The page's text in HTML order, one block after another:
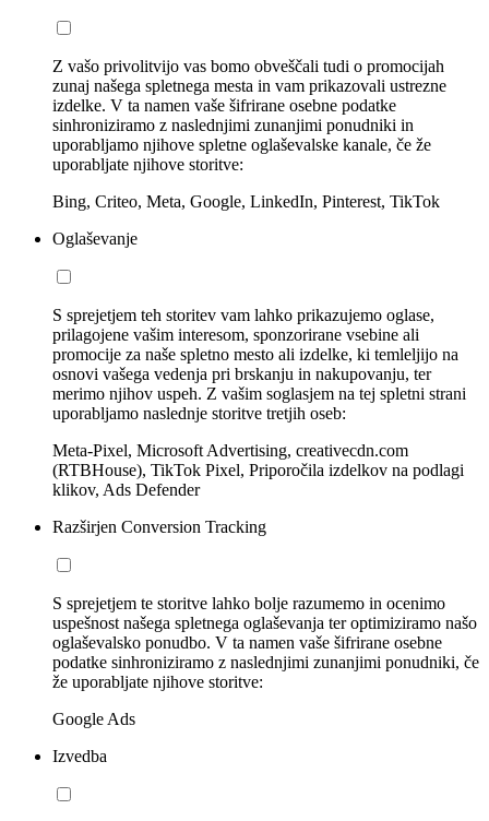
Z vašo privolitvijo vas bomo obveščali tudi o promocijah
zunaj našega spletnega mesta in vam prikazovali ustrezne
izdelke. V ta namen vaše šifrirane osebne podatke
sinhroniziramo z naslednjimi zunanjimi ponudniki in
uporabljamo njihove spletne oglaševalske kanale, če že
uporabljate njihove storitve:
Bing, Criteo, Meta, Google, LinkedIn, Pinterest, TikTok
Oglaševanje
S sprejetjem teh storitev vam lahko prikazujemo oglase,
prilagojene vašim interesom, sponzorirane vsebine ali
promocije za naše spletno mesto ali izdelke, ki temleljijo na
osnovi vašega vedenja pri brskanju in nakupovanju, ter
merimo njihov uspeh. Z vašim soglasjem na tej spletni strani
uporabljamo naslednje storitve tretjih oseb:
Meta-Pixel, Microsoft Advertising, creativecdn.com
(RTBHouse), TikTok Pixel, Priporočila izdelkov na podlagi
klikov, Ads Defender
Razširjen Conversion Tracking
S sprejetjem te storitve lahko bolje razumemo in ocenimo
uspešnost našega spletnega oglaševanja ter optimiziramo našo
oglaševalsko ponudbo. V ta namen vaše šifrirane osebne
podatke sinhroniziramo z naslednjimi zunanjimi ponudniki, če
že uporabljate njihove storitve:
Google Ads
Izvedba